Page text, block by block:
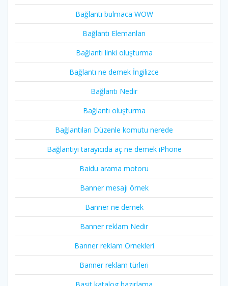
Bağlantı bulmaca WOW
Bağlantı Elemanları
Bağlantı linki oluşturma
Bağlantı ne demek İngilizce
Bağlantı Nedir
Bağlantı oluşturma
Bağlantıları Düzenle komutu nerede
Bağlantıyı tarayıcıda aç ne demek iPhone
Baidu arama motoru
Banner mesajı örnek
Banner ne demek
Banner reklam Nedir
Banner reklam Örnekleri
Banner reklam türleri